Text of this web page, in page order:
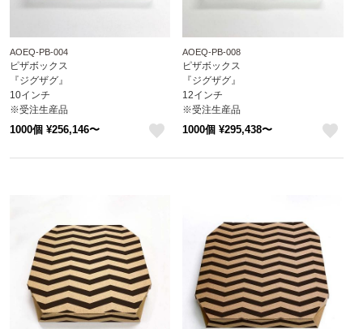
AOEQ-PB-004
ピザボックス
『ジグザグ』
10インチ
※受注生産品
※沖縄・離島 送料別途
1000個 ¥256,146〜
AOEQ-PB-008
ピザボックス
『ジグザグ』
12インチ
※受注生産品
※沖縄・離島 送料別途
1000個 ¥295,438〜